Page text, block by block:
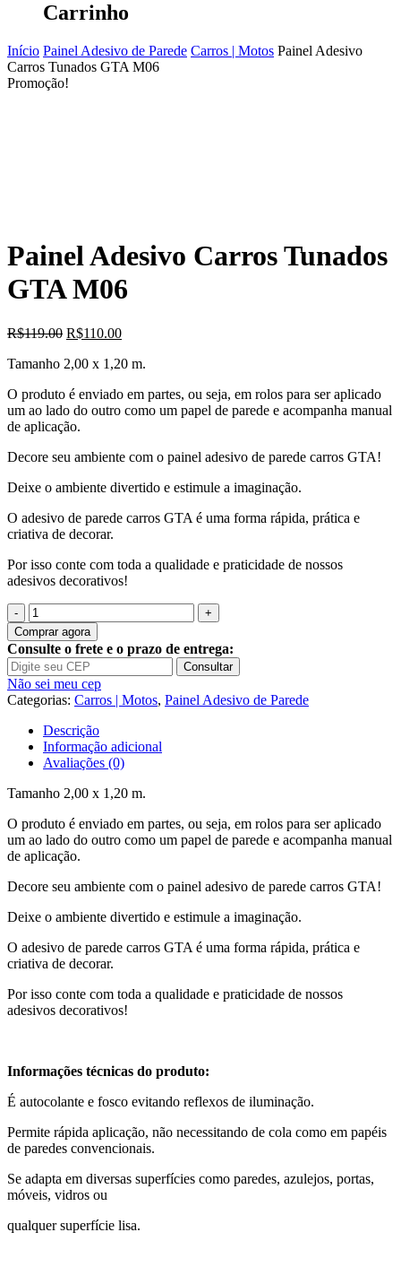
Carrinho
Início Painel Adesivo de Parede Carros | Motos Painel Adesivo
Carros Tunados GTA M06
Promoção!
Painel Adesivo Carros Tunados
GTA M06
R$119.00 O
original
R$119.00.
R$110.00O
atual
R$110.00.
Tamanho 2,00 x 1,20 m.
O produto é enviado em partes, ou seja, em rolos para ser aplicado
um ao lado do outro como um papel de parede e acompanha manual
de aplicação.
Decore seu ambiente com o painel adesivo de parede carros GTA!
Deixe o ambiente divertido e estimule a imaginação.
O adesivo de parede carros GTA é uma forma rápida, prática e
criativa de decorar.
Por isso conte com toda a qualidade e praticidade de nossos
adesivos decorativos!
Quantidade
de
Painel
Adesivo
Carros
Tunados
GTA
M06
Comprar agora
Consulte o frete e o prazo de entrega:
Consultar
Não sei meu cep
Categorias: Carros | Motos, Painel Adesivo de Parede
Descrição
Informação adicional
Avaliações (0)
Tamanho 2,00 x 1,20 m.
O produto é enviado em partes, ou seja, em rolos para ser aplicado
um ao lado do outro como um papel de parede e acompanha manual
de aplicação.
Decore seu ambiente com o painel adesivo de parede carros GTA!
Deixe o ambiente divertido e estimule a imaginação.
O adesivo de parede carros GTA é uma forma rápida, prática e
criativa de decorar.
Por isso conte com toda a qualidade e praticidade de nossos
adesivos decorativos!
Informações técnicas do produto:
É autocolante e fosco evitando reflexos de iluminação.
Permite rápida aplicação, não necessitando de cola como em papéis
de paredes convencionais.
Se adapta em diversas superfícies como paredes, azulejos, portas,
móveis, vidros ou
qualquer superfície lisa.